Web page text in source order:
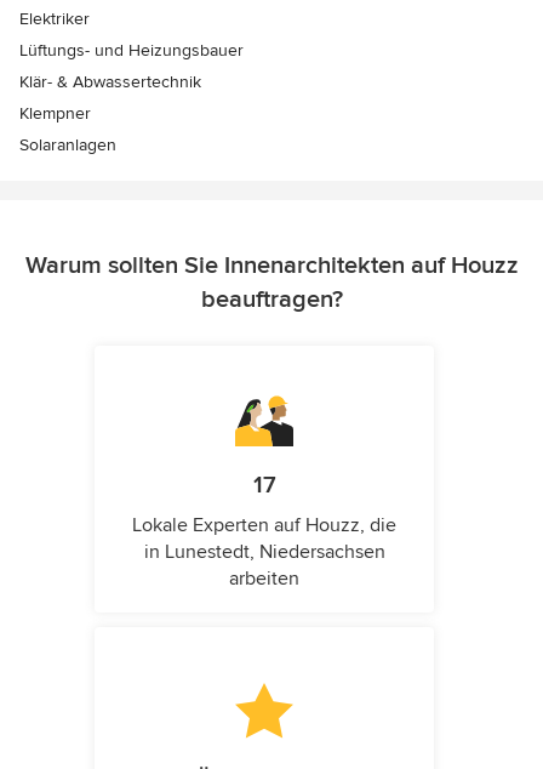
Elektriker
Lüftungs- und Heizungsbauer
Klär- & Abwassertechnik
Klempner
Solaranlagen
Warum sollten Sie Innenarchitekten auf Houzz
beauftragen?
17
Lokale Experten auf Houzz, die
in Lunestedt, Niedersachsen
arbeiten